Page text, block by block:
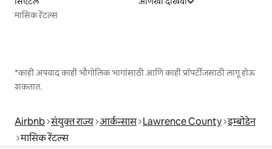
मासिक रेंटल्स
*काही अपवाद काही भौगोलिक भागांसाठी आणि काही प्रॉपर्टीजसाठी लागू होऊ
शकतात.
Airbnb संयुक्त राज्य आर्कन्सास Lawrence County इम्बोडेन
मासिक रेंटल्स